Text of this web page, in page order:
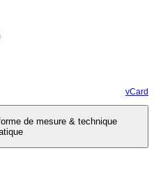
vCard
de mesure & technique